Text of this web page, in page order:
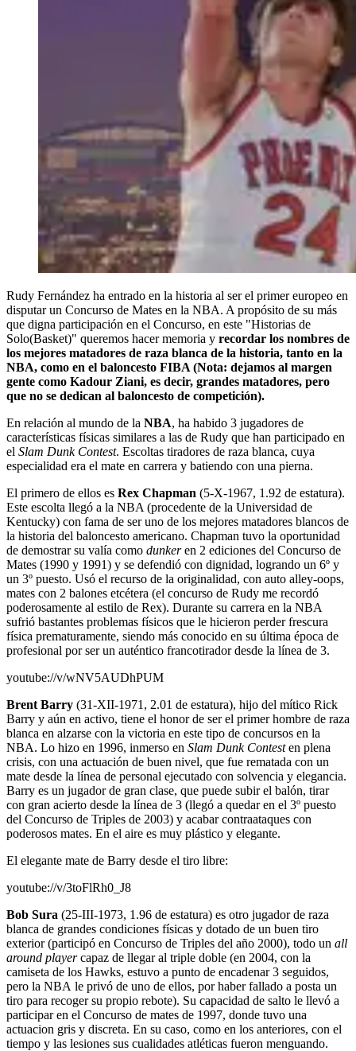
Rudy Fernández ha entrado en la historia al ser el primer europeo en
disputar un Concurso de Mates en la NBA. A propósito de su más
que digna participación en el Concurso, en este "Historias de
Solo(Basket)" queremos hacer memoria y recordar los nombres de
los mejores matadores de raza blanca de la historia, tanto en la
NBA, como en el baloncesto FIBA (Nota: dejamos al margen
gente como Kadour Ziani, es decir, grandes matadores, pero
que no se dedican al baloncesto de competición).
En relación al mundo de la NBA, ha habido 3 jugadores de
características físicas similares a las de Rudy que han participado en
el Slam Dunk Contest. Escoltas tiradores de raza blanca, cuya
especialidad era el mate en carrera y batiendo con una pierna.
El primero de ellos es Rex Chapman (5-X-1967, 1.92 de estatura).
Este escolta llegó a la NBA (procedente de la Universidad de
Kentucky) con fama de ser uno de los mejores matadores blancos de
la historia del baloncesto americano. Chapman tuvo la oportunidad
de demostrar su valía como dunkeren 2 ediciones del Concurso de
Mates (1990 y 1991) y se defendió con dignidad, logrando un 6º y
un 3º puesto. Usó el recurso de la originalidad, con auto alley-oops,
mates con 2 balones etcétera (el concurso de Rudy me recordó
poderosamente al estilo de Rex). Durante su carrera en la NBA
sufrió bastantes problemas físicos que le hicieron perder frescura
física prematuramente, siendo más conocido en su última época de
profesional por ser un auténtico francotirador desde la línea de 3.
youtube://v/wNV5AUDhPUM
Brent Barry (31-XII-1971, 2.01 de estatura), hijo del mítico Rick
Barry y aún en activo, tiene el honor de ser el primer hombre de raza
blanca en alzarse con la victoria en este tipo de concursos en la
NBA. Lo hizo en 1996, inmerso en Slam Dunk Contesten plena
crisis, con una actuación de buen nivel, que fue rematada con un
mate desde la línea de personal ejecutado con solvencia y elegancia.
Barry es un jugador de gran clase, que puede subir el balón, tirar
con gran acierto desde la línea de 3 (llegó a quedar en el 3º puesto
del Concurso de Triples de 2003) y acabar contraataques con
poderosos mates. En el aire es muy plástico y elegante.
El elegante mate de Barry desde el tiro libre:
youtube://v/3toFlRh0_J8
Bob Sura (25-III-1973, 1.96 de estatura) es otro jugador de raza
blanca de grandes condiciones físicas y dotado de un buen tiro
exterior (participó en Concurso de Triples del año 2000), todo un all
around playercapaz de llegar al triple doble (en 2004, con la
camiseta de los Hawks, estuvo a punto de encadenar 3 seguidos,
pero la NBA le privó de uno de ellos, por haber fallado a posta un
tiro para recoger su propio rebote). Su capacidad de salto le llevó a
participar en el Concurso de mates de 1997, donde tuvo una
actuacion gris y discreta. En su caso, como en los anteriores, con el
tiempo y las lesiones sus cualidades atléticas fueron menguando.